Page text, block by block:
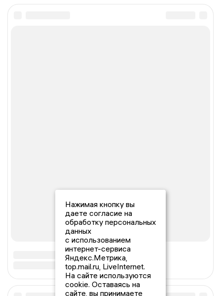
Нажимая кнопку вы
даете согласие на
обработку персональных
данных
с использованием
интернет-сервиса
Яндекс.Метрика,
top.mail.ru, LiveInternet.
На сайте используются
cookie. Оставаясь на
сайте, вы принимаете